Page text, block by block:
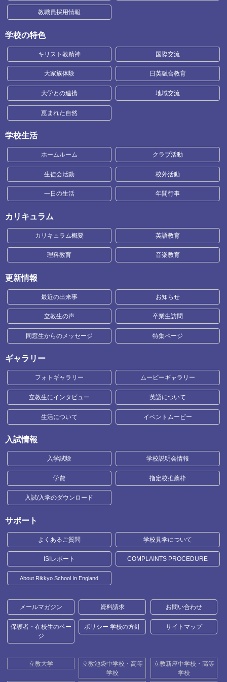
教職員採用情報
学校の特色
キリスト教精神 国際交流
大家族体験 日英融合教育
大学との連携 地域交流
恵まれた自然
学校生活
ホームルーム クラブ活動
生徒会活動 校外活動
一日の生活 年間行事
カリキュラム
カリキュラム概要 英語教育
理科教育 音楽教育
更新情報
最近の出来事 お知らせ
立教生の声 卒業生訪問
同窓生からのメッセージ 特集ページ
ギャラリー
フォトギャラリー ムービーギャラリー
立教生にインタビュー 英語について
生活について イベントムービー
入試情報
入学試験 学校説明会情報
学費 指定校推薦枠
入試/入学のダウンロード
サポート
よくあるご質問 学校見学について
ISIレポート COMPLAINTS PROCEDURE
About Rikkyo School In England
メールマガジン 資料請求 お問い合わせ
保護者・在校生のペー
ジ
ポリシー 学校の方針 サイトマップ
立教大学
立教池袋中学校・高等
学校
立教新座中学校・高等
学校